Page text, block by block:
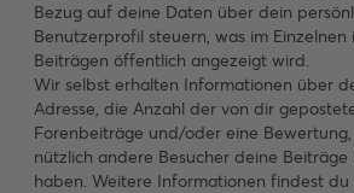
Bezug auf deine Daten über dein
Benutzerprofil steuern, was im Einzelnen
Beiträgen öffentlich angezeigt wird.
Wir selbst erhalten Informationen über
Adresse, die Anzahl der von dir
Forenbeiträge und/oder eine
nützlich andere Besucher deine
haben. Weitere Informationen findest